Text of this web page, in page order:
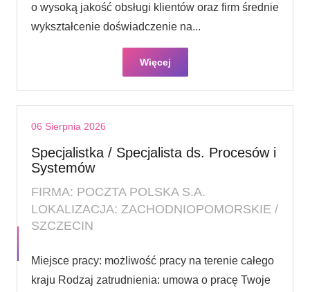
o wysoką jakość obsługi klientów oraz firm średnie
wykształcenie doświadczenie na...
Więcej
06 Sierpnia 2026
Specjalistka / Specjalista ds. Procesów i
Systemów
FIRMA: POCZTA POLSKA S.A.
LOKALIZACJA: ZACHODNIOPOMORSKIE /
SZCZECIN
Miejsce pracy: możliwość pracy na terenie całego
kraju Rodzaj zatrudnienia: umowa o pracę Twoje